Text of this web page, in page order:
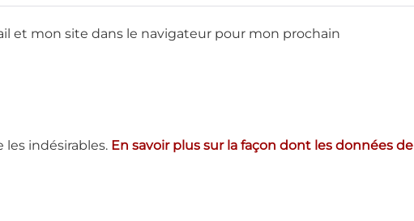
et mon site dans le navigateur pour mon prochain
indésirables. En savoir plus sur la façon dont les données de